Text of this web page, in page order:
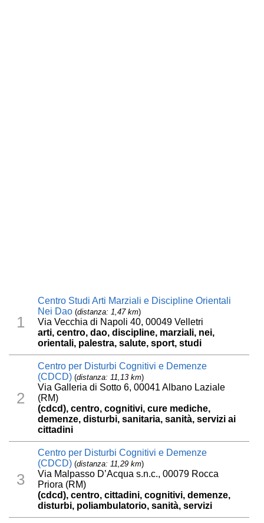
1
Centro Studi Arti Marziali e Discipline Orientali
Nei Dao (distanza: 1,47 km)
Via Vecchia di Napoli 40, 00049 Velletri
arti, centro, dao, discipline, marziali, nei,
orientali, palestra, salute, sport, studi
2
Centro per Disturbi Cognitivi e Demenze
(CDCD) (distanza: 11,13 km)
Via Galleria di Sotto 6, 00041 Albano Laziale
(RM)
(cdcd), centro, cognitivi, cure mediche,
demenze, disturbi, sanitaria, sanità, servizi ai
cittadini
3
Centro per Disturbi Cognitivi e Demenze
(CDCD) (distanza: 11,29 km)
Via Malpasso D’Acqua s.n.c., 00079 Rocca
Priora (RM)
(cdcd), centro, cittadini, cognitivi, demenze,
disturbi, poliambulatorio, sanità, servizi